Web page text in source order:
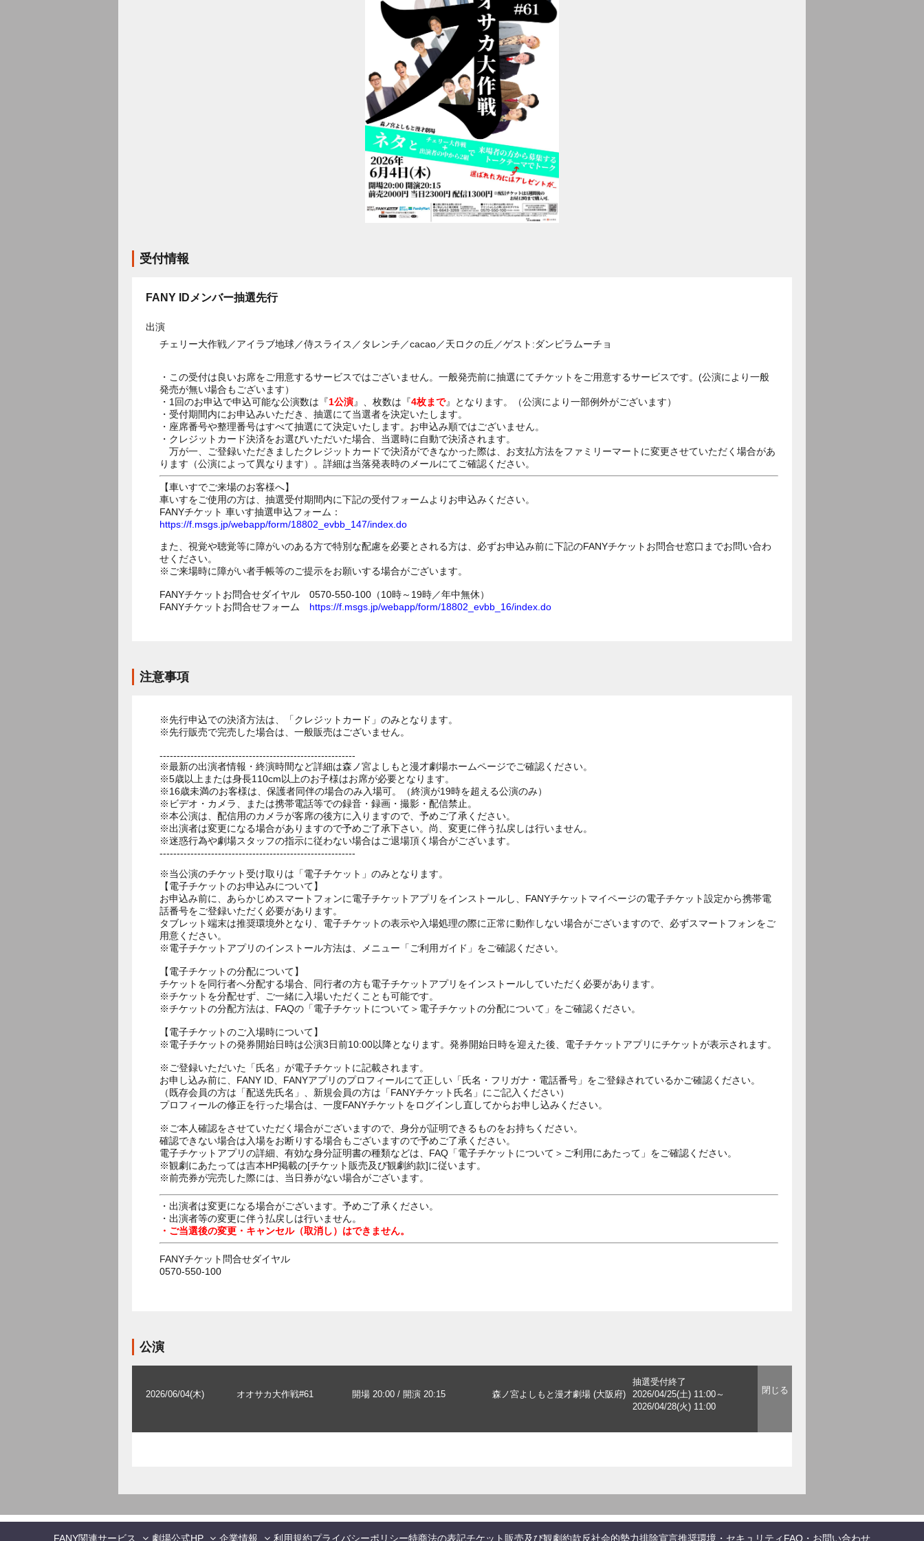
受付情報
FANY IDメンバー抽選先行
出演
チェリー大作戦／アイラブ地球／侍スライス／タレンチ／cacao／天ロクの丘／ゲスト:ダンビラムーチョ
・この受付は良いお席をご用意するサービスではございません。一般発売前に抽選にてチケットをご用意するサービスです。(公演により一般
発売が無い場合もございます）
・1回のお申込で申込可能な公演数は『1公演』、枚数は『4枚まで』となります。（公演により一部例外がございます）
・受付期間内にお申込みいただき、抽選にて当選者を決定いたします。
・座席番号や整理番号はすべて抽選にて決定いたします。お申込み順ではございません。
・クレジットカード決済をお選びいただいた場合、当選時に自動で決済されます。
万が一、ご登録いただきましたクレジットカードで決済ができなかった際は、お支払方法をファミリーマートに変更させていただく場合があ
ります（公演によって異なります）。詳細は当落発表時のメールにてご確認ください。
【車いすでご来場のお客様へ】
車いすをご使用の方は、抽選受付期間内に下記の受付フォームよりお申込みください。
FANYチケット 車いす抽選申込フォーム：
https://f.msgs.jp/webapp/form/18802_evbb_147/index.do
また、視覚や聴覚等に障がいのある方で特別な配慮を必要とされる方は、必ずお申込み前に下記のFANYチケットお問合せ窓口までお問い合わ
せください。
※ご来場時に障がい者手帳等のご提示をお願いする場合がございます。
FANYチケットお問合せダイヤル 0570-550-100（10時～19時／年中無休）
FANYチケットお問合せフォーム https://f.msgs.jp/webapp/form/18802_evbb_16/index.do
注意事項
※先行申込での決済方法は、「クレジットカード」のみとなります。
※先行販売で完売した場合は、一般販売はございません。
---------------------------------------------------------
※最新の出演者情報・終演時間など詳細は森ノ宮よしもと漫才劇場ホームページでご確認ください。
※5歳以上または身長110cm以上のお子様はお席が必要となります。
※16歳未満のお客様は、保護者同伴の場合のみ入場可。（終演が19時を超える公演のみ）
※ビデオ・カメラ、または携帯電話等での録音・録画・撮影・配信禁止。
※本公演は、配信用のカメラが客席の後方に入りますので、予めご了承ください。
※出演者は変更になる場合がありますので予めご了承下さい。尚、変更に伴う払戻しは行いません。
※迷惑行為や劇場スタッフの指示に従わない場合はご退場頂く場合がございます。
---------------------------------------------------------
※当公演のチケット受け取りは「電子チケット」のみとなります。
【電子チケットのお申込みについて】
お申込み前に、あらかじめスマートフォンに電子チケットアプリをインストールし、FANYチケットマイページの電子チケット設定から携帯電
話番号をご登録いただく必要があります。
タブレット端末は推奨環境外となり、電子チケットの表示や入場処理の際に正常に動作しない場合がございますので、必ずスマートフォンをご
用意ください。
※電子チケットアプリのインストール方法は、メニュー「ご利用ガイド」をご確認ください。
【電子チケットの分配について】
チケットを同行者へ分配する場合、同行者の方も電子チケットアプリをインストールしていただく必要があります。
※チケットを分配せず、ご一緒に入場いただくことも可能です。
※チケットの分配方法は、FAQの「電子チケットについて＞電子チケットの分配について」をご確認ください。
【電子チケットのご入場時について】
※電子チケットの発券開始日時は公演3日前10:00以降となります。発券開始日時を迎えた後、電子チケットアプリにチケットが表示されます。
※ご登録いただいた「氏名」が電子チケットに記載されます。
お申し込み前に、FANY ID、FANYアプリのプロフィールにて正しい「氏名・フリガナ・電話番号」をご登録されているかご確認ください。
（既存会員の方は「配送先氏名」、新規会員の方は「FANYチケット氏名」にご記入ください）
プロフィールの修正を行った場合は、一度FANYチケットをログインし直してからお申し込みください。
※ご本人確認をさせていただく場合がございますので、身分が証明できるものをお持ちください。
確認できない場合は入場をお断りする場合もございますので予めご了承ください。
電子チケットアプリの詳細、有効な身分証明書の種類などは、FAQ「電子チケットについて＞ご利用にあたって」をご確認ください。
※観劇にあたっては吉本HP掲載の[チケット販売及び観劇約款]に従います。
※前売券が完売した際には、当日券がない場合がございます。
・出演者は変更になる場合がございます。予めご了承ください。
・出演者等の変更に伴う払戻しは行いません。
・ご当選後の変更・キャンセル（取消し）はできません。
FANYチケット問合せダイヤル
0570-550-100
公演
2026/06/04(木) オオサカ大作戦#61 開場 20:00 / 開演 20:15 森ノ宮よしもと漫才劇場 (大阪府)
抽選受付終了
2026/04/25(土) 11:00～
2026/04/28(火) 11:00
FANY関連サービス 劇場公式HP 企業情報 利用規約プライバシーポリシー特商法の表記チケット販売及び観劇約款反社会的勢力排除宣言推奨環境・セキュリティ FAQ・お問い合わせ